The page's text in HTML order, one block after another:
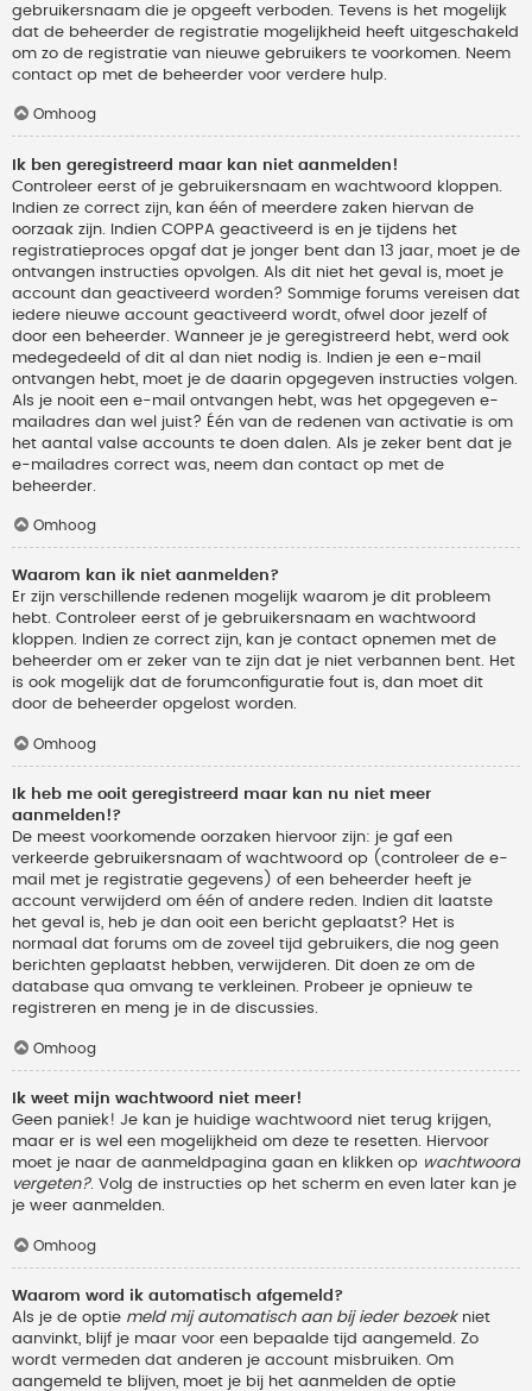
gebruikersnaam die je opgeeft verboden. Tevens is het mogelijk
dat de beheerder de registratie mogelijkheid heeft uitgeschakeld
om zo de registratie van nieuwe gebruikers te voorkomen. Neem
contact op met de beheerder voor verdere hulp.
Omhoog
Ik ben geregistreerd maar kan niet aanmelden!
Controleer eerst of je gebruikersnaam en wachtwoord kloppen.
Indien ze correct zijn, kan één of meerdere zaken hiervan de
oorzaak zijn. Indien COPPA geactiveerd is en je tijdens het
registratieproces opgaf dat je jonger bent dan 13 jaar, moet je de
ontvangen instructies opvolgen. Als dit niet het geval is, moet je
account dan geactiveerd worden? Sommige forums vereisen dat
iedere nieuwe account geactiveerd wordt, ofwel door jezelf of
door een beheerder. Wanneer je je geregistreerd hebt, werd ook
medegedeeld of dit al dan niet nodig is. Indien je een e-mail
ontvangen hebt, moet je de daarin opgegeven instructies volgen.
Als je nooit een e-mail ontvangen hebt, was het opgegeven e-
mailadres dan wel juist? Één van de redenen van activatie is om
het aantal valse accounts te doen dalen. Als je zeker bent dat je
e-mailadres correct was, neem dan contact op met de
beheerder.
Omhoog
Waarom kan ik niet aanmelden?
Er zijn verschillende redenen mogelijk waarom je dit probleem
hebt. Controleer eerst of je gebruikersnaam en wachtwoord
kloppen. Indien ze correct zijn, kan je contact opnemen met de
beheerder om er zeker van te zijn dat je niet verbannen bent. Het
is ook mogelijk dat de forumconfiguratie fout is, dan moet dit
door de beheerder opgelost worden.
Omhoog
Ik heb me ooit geregistreerd maar kan nu niet meer
aanmelden!?
De meest voorkomende oorzaken hiervoor zijn: je gaf een
verkeerde gebruikersnaam of wachtwoord op (controleer de e-
mail met je registratie gegevens) of een beheerder heeft je
account verwijderd om één of andere reden. Indien dit laatste
het geval is, heb je dan ooit een bericht geplaatst? Het is
normaal dat forums om de zoveel tijd gebruikers, die nog geen
berichten geplaatst hebben, verwijderen. Dit doen ze om de
database qua omvang te verkleinen. Probeer je opnieuw te
registreren en meng je in de discussies.
Omhoog
Ik weet mijn wachtwoord niet meer!
Geen paniek! Je kan je huidige wachtwoord niet terug krijgen,
maar er is wel een mogelijkheid om deze te resetten. Hiervoor
moet je naar de aanmeldpagina gaan en klikken op wachtwoord
vergeten?. Volg de instructies op het scherm en even later kan je
je weer aanmelden.
Omhoog
Waarom word ik automatisch afgemeld?
Als je de optie meld mij automatisch aan bij ieder bezoekniet
aanvinkt, blijf je maar voor een bepaalde tijd aangemeld. Zo
wordt vermeden dat anderen je account misbruiken. Om
aangemeld te blijven, moet je bij het aanmelden de optie